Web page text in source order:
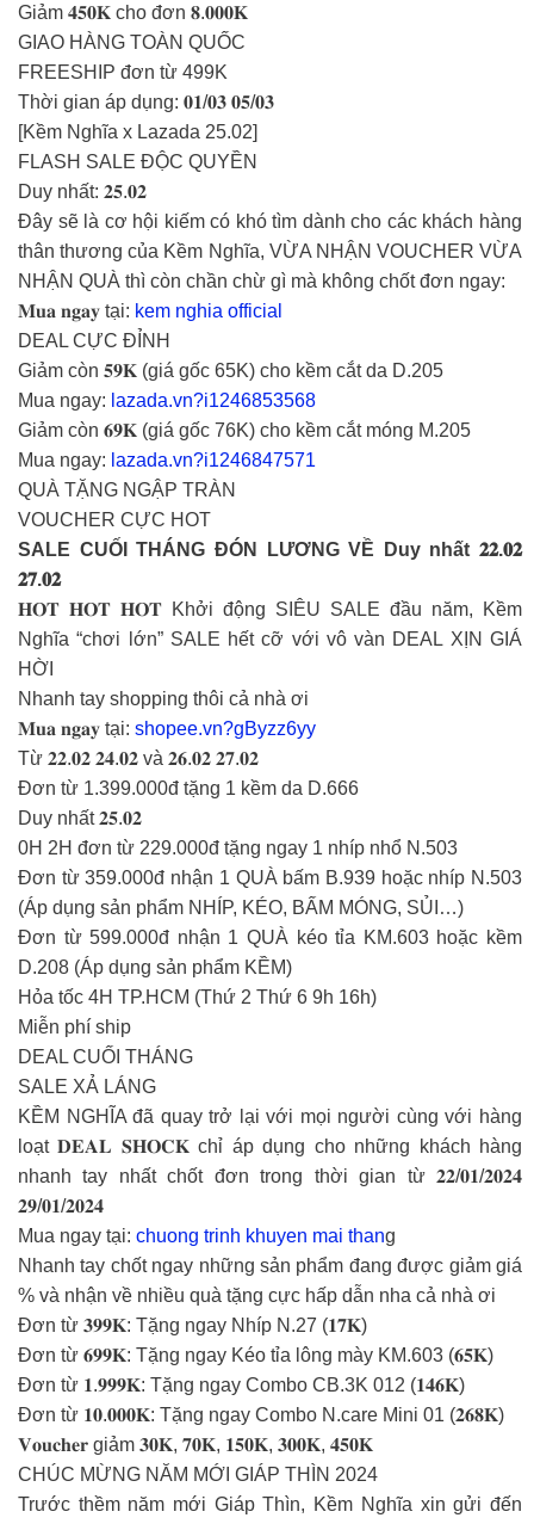
Giảm 𝟒𝟓𝟎𝐊 cho đơn 𝟖.𝟎𝟎𝟎𝐊
GIAO HÀNG TOÀN QUỐC
FREESHIP đơn từ 499K
Thời gian áp dụng: 𝟎𝟏/𝟎𝟑 𝟎𝟓/𝟎𝟑
[Kềm Nghĩa x Lazada 25.02]
FLASH SALE ĐỘC QUYỀN
Duy nhất: 𝟐𝟓.𝟎𝟐
Đây sẽ là cơ hội kiếm có khó tìm dành cho các khách hàng
thân thương của Kềm Nghĩa, VỪA NHẬN VOUCHER VỪA
NHẬN QUÀ thì còn chần chừ gì mà không chốt đơn ngay:
𝐌𝐮𝐚 𝐧𝐠𝐚𝐲 tại: kem nghia official
DEAL CỰC ĐỈNH
Giảm còn 𝟓𝟗𝐊 (giá gốc 65K) cho kềm cắt da D.205
Mua ngay: lazada.vn?i1246853568
Giảm còn 𝟔𝟗𝐊 (giá gốc 76K) cho kềm cắt móng M.205
Mua ngay: lazada.vn?i1246847571
QUÀ TẶNG NGẬP TRÀN
VOUCHER CỰC HOT
SALE CUỐI THÁNG ĐÓN LƯƠNG VỀ Duy nhất 𝟐𝟐.𝟎𝟐
𝟐𝟕.𝟎𝟐
𝐇𝐎𝐓 𝐇𝐎𝐓 𝐇𝐎𝐓 Khởi động SIÊU SALE đầu năm, Kềm
Nghĩa “chơi lớn” SALE hết cỡ với vô vàn DEAL XỊN GIÁ
HỜI
Nhanh tay shopping thôi cả nhà ơi
𝐌𝐮𝐚 𝐧𝐠𝐚𝐲 tại: shopee.vn?gByzz6yy
Từ 𝟐𝟐.𝟎𝟐 𝟐𝟒.𝟎𝟐 và 𝟐𝟔.𝟎𝟐 𝟐𝟕.𝟎𝟐
Đơn từ 1.399.000đ tặng 1 kềm da D.666
Duy nhất 𝟐𝟓.𝟎𝟐
0H 2H đơn từ 229.000đ tặng ngay 1 nhíp nhổ N.503
Đơn từ 359.000đ nhận 1 QUÀ bấm B.939 hoặc nhíp N.503
(Áp dụng sản phẩm NHÍP, KÉO, BẤM MÓNG, SỦI…)
Đơn từ 599.000đ nhận 1 QUÀ kéo tỉa KM.603 hoặc kềm
D.208 (Áp dụng sản phẩm KỀM)
Hỏa tốc 4H TP.HCM (Thứ 2 Thứ 6 9h 16h)
Miễn phí ship
DEAL CUỐI THÁNG
SALE XẢ LÁNG
KỀM NGHĨA đã quay trở lại với mọi người cùng với hàng
loạt 𝐃𝐄𝐀𝐋 𝐒𝐇𝐎𝐂𝐊 chỉ áp dụng cho những khách hàng
nhanh tay nhất chốt đơn trong thời gian từ 𝟐𝟐/𝟎𝟏/𝟐𝟎𝟐𝟒
𝟐𝟗/𝟎𝟏/𝟐𝟎𝟐𝟒
Mua ngay tại: chuong trinh khuyen mai thang
Nhanh tay chốt ngay những sản phẩm đang được giảm giá
% và nhận về nhiều quà tặng cực hấp dẫn nha cả nhà ơi
Đơn từ 𝟑𝟗𝟗𝐊: Tặng ngay Nhíp N.27 (𝟏𝟕𝐊)
Đơn từ 𝟔𝟗𝟗𝐊: Tặng ngay Kéo tỉa lông mày KM.603 (𝟔𝟓𝐊)
Đơn từ 𝟏.𝟗𝟗𝟗𝐊: Tặng ngay Combo CB.3K 012 (𝟏𝟒𝟔𝐊)
Đơn từ 𝟏𝟎.𝟎𝟎𝟎𝐊: Tặng ngay Combo N.care Mini 01 (𝟐𝟔𝟖𝐊)
𝐕𝐨𝐮𝐜𝐡𝐞𝐫 giảm 𝟑𝟎𝐊, 𝟕𝟎𝐊, 𝟏𝟓𝟎𝐊, 𝟑𝟎𝟎𝐊, 𝟒𝟓𝟎𝐊
CHÚC MỪNG NĂM MỚI GIÁP THÌN 2024
Trước thềm năm mới Giáp Thìn, Kềm Nghĩa xin gửi đến